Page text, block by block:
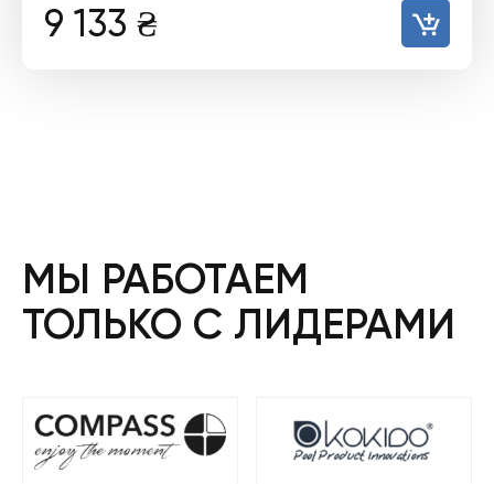
9 133 ₴
МЫ РАБОТАЕМ
ТОЛЬКО С ЛИДЕРАМИ